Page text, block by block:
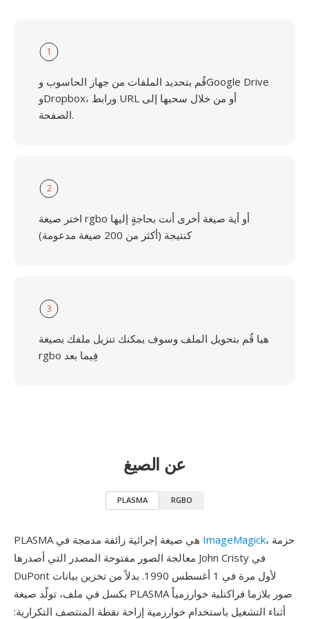
1
قُم بتحديد الملفات من جهاز الحاسوب وGoogle Drive
وDropbox، ورابط URL أو من خلال سحبها إلى
الصفحة.
2
اختر صيغة rgbo أو أية صيغة أخرى أنت بحاجةٍ إليها
كنتيجة (أكثر من 200 صيغة مدعومة)
3
هيا قُم بتحويل الملف وسوف يمكنك تنزيل ملفك بصيغة
rgbo فِيما بعد
عن الصيغ
PLASMA RGBO
ImageMagick، حزمة
معالجة الصور مفتوحة المصدر التي أصدرها John Cristy في
DuPont لأول مرة في 1 أغسطس 1990. بدلاً من تخزين بيانات
بكسل في ملف، تولّد صيغة PLASMA صور بلازما فراكتلية خوارزمياً
أثناء التشغيل باستخدام خوارزمية إزاحة نقطة المنتصف التكرارية: